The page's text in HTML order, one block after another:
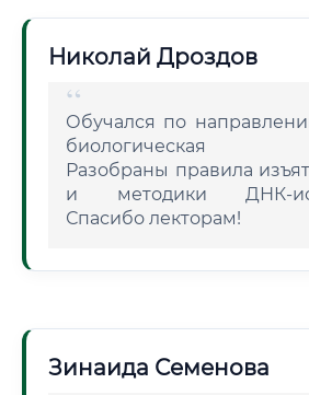
Николай Дроздов
Обучался по
биологическая
Разобраны правила
и методики ДНК-
Спасибо лекторам!
Зинаида Семенова